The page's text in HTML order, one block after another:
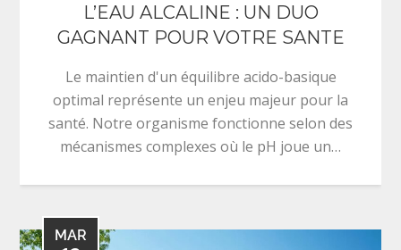
L’EAU ALCALINE : UN DUO
GAGNANT POUR VOTRE SANTE
Le maintien d'un équilibre acido-basique
optimal représente un enjeu majeur pour la
santé. Notre organisme fonctionne selon des
mécanismes complexes où le pH joue un…
MAR